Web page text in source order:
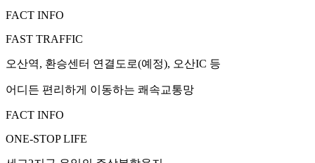
FACT INFO
FAST TRAFFIC
오산역, 환승센터 연결도로(예정), 오산IC 등
어디든 편리하게 이동하는 쾌속교통망
FACT INFO
ONE-STOP LIFE